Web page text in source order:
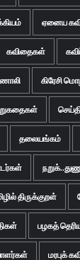
ஏனைய
கவிதைகள்
கிரேசி
தலையங்கம்
திருக்குறள்
பழகத்
மரபுக்